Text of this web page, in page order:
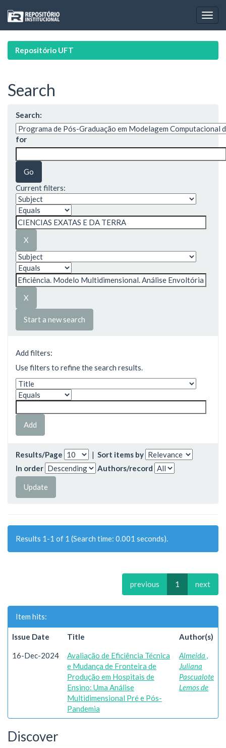
navigation
Repositório UFT
Search
Search:
for
Current filters:
Start a new search
Add filters:
Use filters to refine the search results.
Results/Page | Sort items by
In order
Authors/record
Results 1-1 of 1 (Search time: 0.001 seconds).
previous 1 next
Item hits:
Issue Date Title Author(s)
16-Dec-2024
Avaliação de Eficiência Técnica
e Mudança de Fronteira de
Produção em Hospitais de
Ensino: Uma Análise
Multidimensional Pré e Pós-
Pandemia
Almeida ,
Juliana
Pascualote
Lemos de
Discover